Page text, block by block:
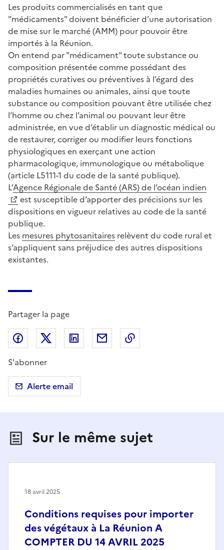
Les produits commercialisés en tant que
"médicaments" doivent bénéficier d’une autorisation
de mise sur le marché (AMM) pour pouvoir être
importés à la Réunion.
On entend par "médicament" toute substance ou
composition présentée comme possédant des
propriétés curatives ou préventives à l’égard des
maladies humaines ou animales, ainsi que toute
substance ou composition pouvant être utilisée chez
l’homme ou chez l’animal ou pouvant leur être
administrée, en vue d’établir un diagnostic médical ou
de restaurer, corriger ou modifier leurs fonctions
physiologiques en exerçant une action
pharmacologique, immunologique ou métabolique
(article L5111-1 du code de la santé publique).
L’Agence Régionale de Santé (ARS) de l’océan indien
est susceptible d’apporter des précisions sur les
dispositions en vigueur relatives au code de la santé
publique.
Les mesures phytosanitaires relèvent du code rural et
s’appliquent sans préjudice des autres dispositions
existantes.
Partager la page
Partager sur Facebook
Partager sur X (anciennement Twitter)
Partager sur LinkedIn
Partager par email
S'abonner
Alerte email
Sur le même sujet
Conditions requises pour importer
des végétaux à La Réunion A
COMPTER DU 14 AVRIL 2025
18 avril 2025